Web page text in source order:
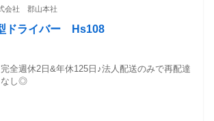
送センター)で、在庫や入出庫の作業経験があ
る方 ・目視検査やシール貼りなど自分のペー
ニケーションを大切にしてきた方 ・建築・土
を動かしてエネルギッシュに働いていた方 ・
補助や機械オペレーターをやっていた方
会社 郡山本社
ドライバー Hs108
完全週休2日&年休125日♪法人配送のみで再配達
なし◎